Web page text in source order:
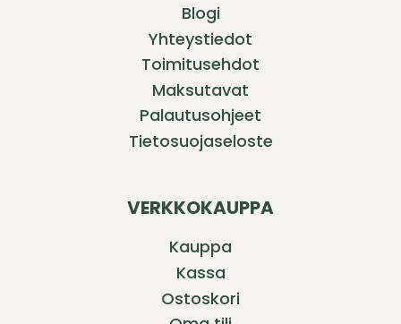
Blogi
Yhteystiedot
Toimitusehdot
Maksutavat
Palautusohjeet
Tietosuojaseloste
VERKKOKAUPPA
Kauppa
Kassa
Ostoskori